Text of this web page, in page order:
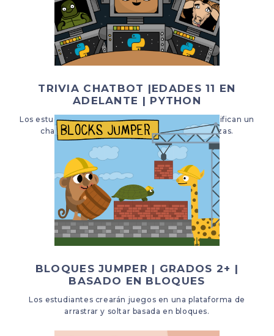
TRIVIA CHATBOT |EDADES 11 EN
ADELANTE | PYTHON
Los estudiantes aprenderán Python mientras codifican un
chatbot que albergará un juego de adivinanzas.
BLOQUES JUMPER | GRADOS 2+ |
BASADO EN BLOQUES
Los estudiantes crearán juegos en una plataforma de
arrastrar y soltar basada en bloques.